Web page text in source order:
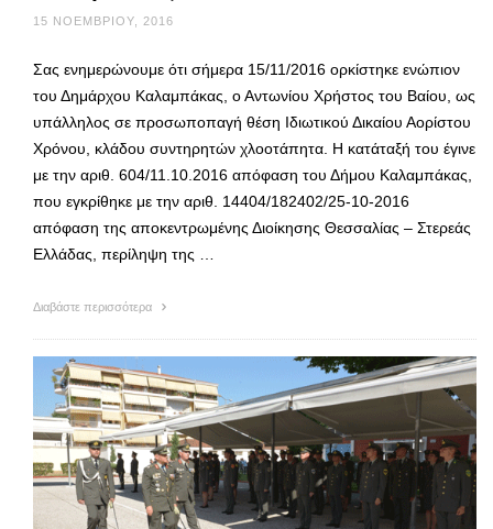
15 ΝΟΕΜΒΡΊΟΥ, 2016
Σας ενημερώνουμε ότι σήμερα 15/11/2016 ορκίστηκε ενώπιον
του Δημάρχου Καλαμπάκας, ο Αντωνίου Χρήστος του Βαίου, ως
υπάλληλος σε προσωποπαγή θέση Ιδιωτικού Δικαίου Αορίστου
Χρόνου, κλάδου συντηρητών χλοοτάπητα. Η κατάταξή του έγινε
με την αριθ. 604/11.10.2016 απόφαση του Δήμου Καλαμπάκας,
που εγκρίθηκε με την αριθ. 14404/182402/25-10-2016
απόφαση της αποκεντρωμένης Διοίκησης Θεσσαλίας – Στερεάς
Ελλάδας, περίληψη της …
Διαβάστε περισσότερα